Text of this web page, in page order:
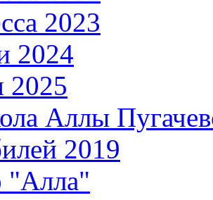
2023
2024
2025
Аллы
2019
"Алла"